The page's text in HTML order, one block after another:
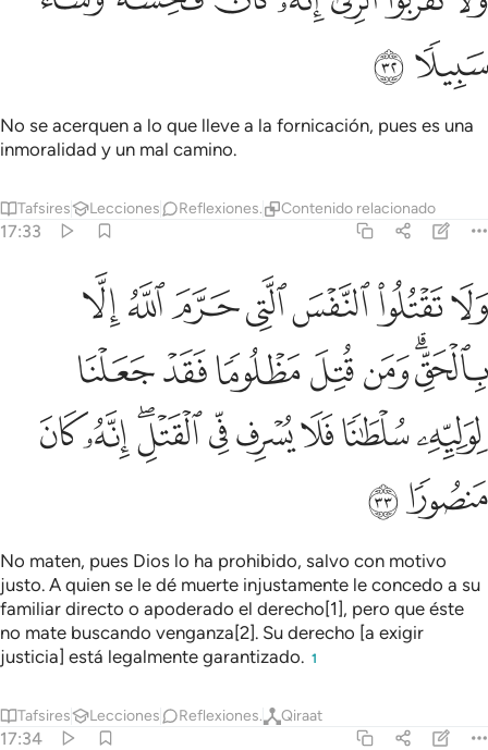
ﲂﲃ
No se acerquen a lo que lleve a la fornicación, pues es una
inmoralidad y un mal camino.
Tafsires Lecciones Reflexiones. Contenido relacionado
17:33
ولا تقتلوا النفس التي حرم الله الا بالحق ومن قتل مظلوما فقد جعلنا
وَلَا تَقْتُلُوا۟ ٱلنَّفْسَ ٱلَّتِى حَرَّمَ ٱللَّهُ إِلَّا بِٱلْحَقِّ ۗ وَمَن قُتِلَ
ﲄﲅﲆﲇﲈﲉﲊ
ﲋﲌﲍﲎﲏﲐﲑ
ﲒﲓﲔﲕﲖﲗﲘﲙﲚ
ﲛﲜ
No maten, pues Dios lo ha prohibido, salvo con motivo
justo. A quien se le dé muerte injustamente le concedo a su
familiar directo o apoderado el derecho[1], pero que éste
no mate buscando venganza[2]. Su derecho [a exigir
justicia] está legalmente garantizado. 1
Tafsires Lecciones Reflexiones. Qiraat
17:34